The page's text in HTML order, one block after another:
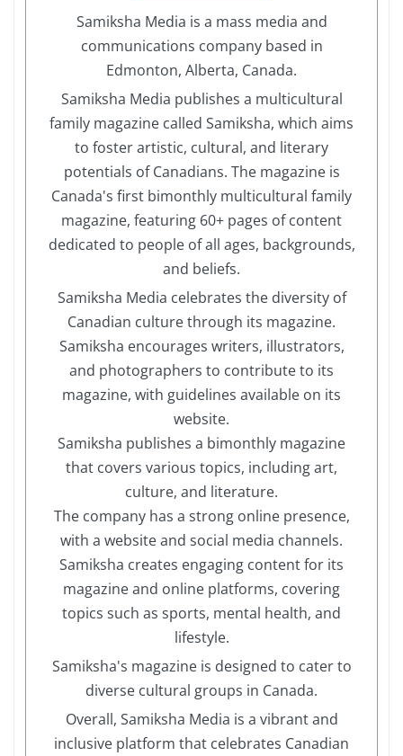
Samiksha Media is a mass media and
communications company based in
Edmonton, Alberta, Canada.
Samiksha Media publishes a multicultural
family magazine called Samiksha, which aims
to foster artistic, cultural, and literary
potentials of Canadians. The magazine is
Canada's first bimonthly multicultural family
magazine, featuring 60+ pages of content
dedicated to people of all ages, backgrounds,
and beliefs.
Samiksha Media celebrates the diversity of
Canadian culture through its magazine.
Samiksha encourages writers, illustrators,
and photographers to contribute to its
magazine, with guidelines available on its
website.
Samiksha publishes a bimonthly magazine
that covers various topics, including art,
culture, and literature.
The company has a strong online presence,
with a website and social media channels.
Samiksha creates engaging content for its
magazine and online platforms, covering
topics such as sports, mental health, and
lifestyle.
Samiksha's magazine is designed to cater to
diverse cultural groups in Canada.
Overall, Samiksha Media is a vibrant and
inclusive platform that celebrates Canadian